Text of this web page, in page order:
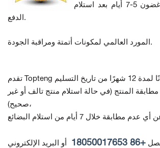
نرسل الطلب في غضون 5-7 أيام بعد استلام
الدفع.
المورد العالمي لمكونات أتمتة ومراقبة الجودة.
المنتج (في حالة استلام منتج تالف أو غير
صحيح)،
+86 18050017653 أو البريد الإلكتروني